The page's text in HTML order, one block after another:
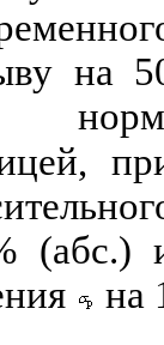
н
на 5
ей,
(абс.)
на